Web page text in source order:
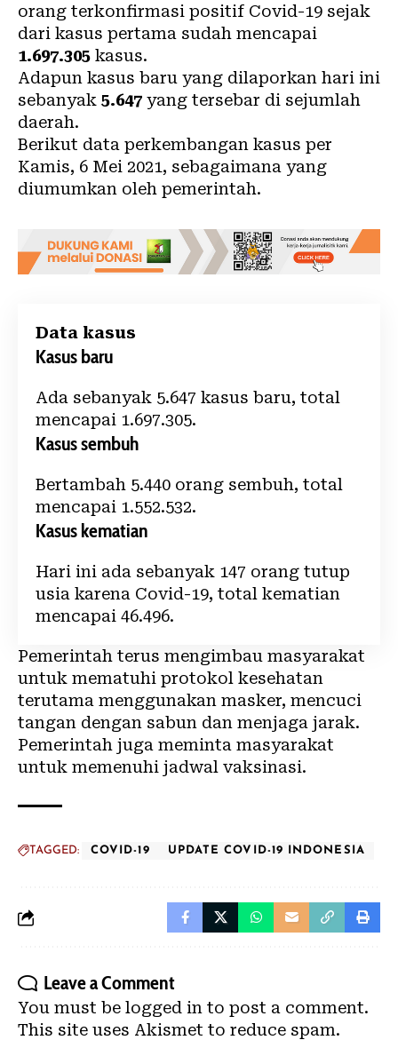
orang terkonfirmasi positif Covid-19 sejak
dari kasus pertama sudah mencapai
1.697.305 kasus.
Adapun kasus baru yang dilaporkan hari ini
sebanyak 5.647 yang tersebar di sejumlah
daerah.
Berikut data perkembangan kasus per
Kamis, 6 Mei 2021, sebagaimana yang
diumumkan oleh pemerintah.
Data kasus
Kasus baru
Ada sebanyak 5.647 kasus baru, total
mencapai 1.697.305.
Kasus sembuh
Bertambah 5.440 orang sembuh, total
mencapai 1.552.532.
Kasus kematian
Hari ini ada sebanyak 147 orang tutup
usia karena Covid-19, total kematian
mencapai 46.496.
Pemerintah terus mengimbau masyarakat
untuk mematuhi protokol kesehatan
terutama menggunakan masker, mencuci
tangan dengan sabun dan menjaga jarak.
Pemerintah juga meminta masyarakat
untuk memenuhi jadwal vaksinasi.
TAGGED: COVID-19 UPDATE COVID-19 INDONESIA
Leave a Comment
You must be logged in to post a comment.
This site uses Akismet to reduce spam.